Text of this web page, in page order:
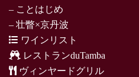
– ことはじめ
– 壮瞥×京丹波
ワインリスト
レストランduTamba
ヴィンヤードグリル